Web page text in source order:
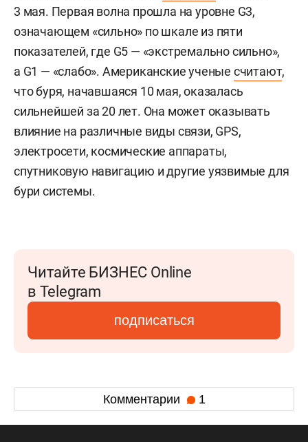
3 мая. Первая волна прошла на уровне G3,
означающем «сильно» по шкале из пяти
показателей, где G5 — «экстремально сильно»,
а G1 — «слабо». Американские ученые считают,
что буря, начавшаяся 10 мая, оказалась
сильнейшей за 20 лет. Она может оказывать
влияние на различные виды связи, GPS,
электросети, космические аппараты,
спутниковую навигацию и другие уязвимые для
бури системы.
Читайте БИЗНЕС Online
в Telegram
подписаться
Комментарии 1